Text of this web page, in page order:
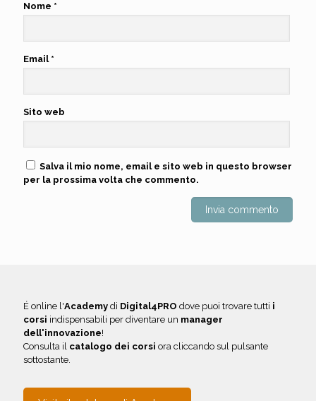
Nome *
Email *
Sito web
Salva il mio nome, email e sito web in questo browser
per la prossima volta che commento.
É online l'Academy di Digital4PRO dove puoi trovare tutti i
corsi indispensabili per diventare un manager
dell'innovazione!
Consulta il catalogo dei corsi ora cliccando sul pulsante
sottostante.